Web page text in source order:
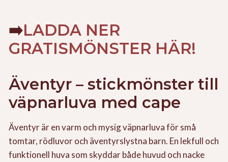
➡️LADDA NER
GRATISMÖNSTER HÄR!
Äventyr – stickmönster till
väpnarluva med cape
Äventyr är en varm och mysig väpnarluva för små
tomtar, rödluvor och äventyrslystna barn. En lekfull och
funktionell huva som skyddar både huvud och nacke